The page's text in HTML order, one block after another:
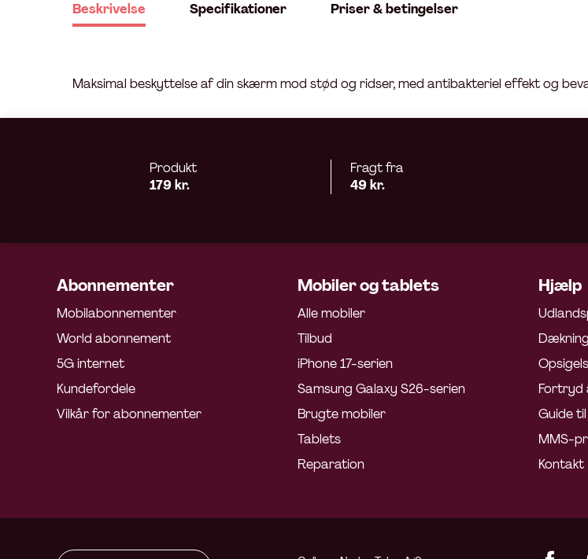
Beskrivelse Specifikationer Priser & betingelser
Maksimal beskyttelse af din skærm mod stød og ridser, med antibakteriel effekt og
Produkt
179 kr.
Fragt fra
49 kr.
Abonnementer
Mobilabonnementer
World abonnement
5G internet
Kundefordele
Vilkår for abonnementer
Mobiler og tablets
Alle mobiler
Tilbud
iPhone 17-serien
Samsung Galaxy S26-serien
Brugte mobiler
Tablets
Reparation
Hjælp
Fortryd
Guide
MMS-
Kontakt